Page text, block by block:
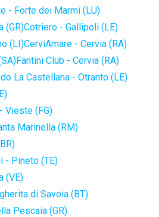
- Forte dei Marmi (LU)
(GR)Cotriero - Gallipoli (LE)
(LI)CerviAmare - Cervia (RA)
Fantini Club - Cervia (RA)
La Castellana - Otranto (LE)
Vieste (FG)
Marinella (RM)
- Pineto (TE)
(VE)
di Savoia (BT)
Pescaia (GR)